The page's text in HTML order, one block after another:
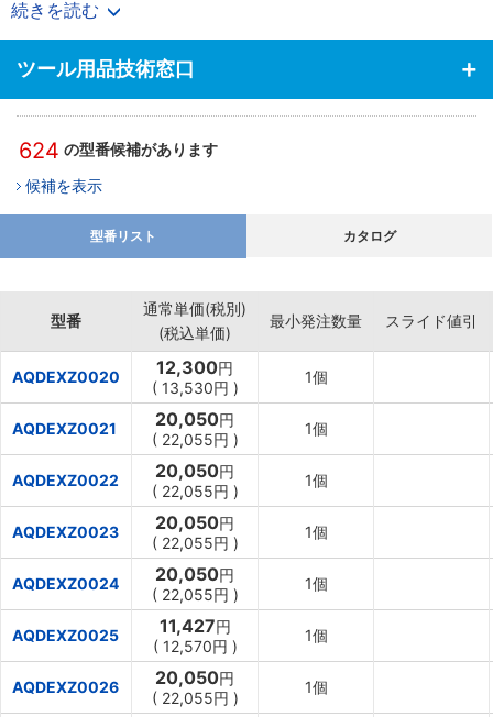
・傾斜面やタップ下穴加工に最適です。
・傾斜面座ぐり加工、偏心穴の矯正、薄板のバリレス加工など広範
な用途に対応可能。
続きを読む
ツール用品技術窓口
624 の型番候補があります
候補を表示
型番リスト カタログ
型番
通常単価(税別)
(税込単価)
最小発注数量 スライド値引
AQDEXZ0020 12,300円
( 13,530円 )
1個
AQDEXZ0021 20,050円
( 22,055円 )
1個
AQDEXZ0022 20,050円
( 22,055円 )
1個
AQDEXZ0023 20,050円
( 22,055円 )
1個
AQDEXZ0024 20,050円
( 22,055円 )
1個
AQDEXZ0025 11,427円
( 12,570円 )
1個
AQDEXZ0026 20,050円
( 22,055円 )
1個